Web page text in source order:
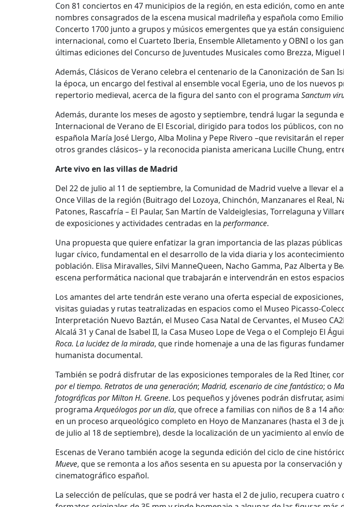
Con 81 conciertos en 47 municipios de la región, en esta edición, como en
nombres consagrados de la escena musical madrileña y española como
Concerto 1700 junto a grupos y músicos emergentes que ya están
internacional, como el Cuarteto Iberia, Ensemble Alletamento y OBNI o los
últimas ediciones del Concurso de Juventudes Musicales como Brezza, Miguel
Además, Clásicos de Verano celebra el centenario de la Canonización de San
la época, un encargo del festival al ensemble vocal Egeria, uno de los nuevos
repertorio medieval, acerca de la figura del santo con el programa Sanctum
Además, durante los meses de agosto y septiembre, tendrá lugar la segunda
Internacional de Verano de El Escorial, dirigido para todos los públicos, con
española María José Llergo, Alba Molina y Pepe Rivero –que revisitarán el
otros grandes clásicos– y la reconocida pianista americana Lucille Chung,
Arte vivo en las villas de Madrid
Del 22 de julio al 11 de septiembre, la Comunidad de Madrid vuelve a llevar el
Once Villas de la región (Buitrago del Lozoya, Chinchón, Manzanares el Real,
Patones, Rascafría – El Paular, San Martín de Valdeiglesias, Torrelaguna y
de exposiciones y actividades centradas en la performance.
Una propuesta que quiere enfatizar la gran importancia de las plazas
lugar cívico, fundamental en el desarrollo de la vida diaria y los
población. Elisa Miravalles, Silvi ManneQueen, Nacho Gamma, Paz Alberta y
escena performática nacional que trabajarán e intervendrán en estos
Los amantes del arte tendrán este verano una oferta especial de
visitas guiadas y rutas teatralizadas en espacios como el Museo Picasso-
Interpretación Nuevo Baztán, el Museo Casa Natal de Cervantes, el Museo
Alcalá 31 y Canal de Isabel II, la Casa Museo Lope de Vega o el Complejo El
Roca. La lucidez de la mirada, que rinde homenaje a una de las figuras
humanista documental.
También se podrá disfrutar de las exposiciones temporales de la Red Itiner,
por el tiempo. Retratos de una generación; Madrid, escenario de cine fantástico; o
fotográficas por Milton H. Greene. Los pequeños y jóvenes podrán disfrutar,
programaArqueólogos por un día, que ofrece a familias con niños de 8 a 14
en un proceso arqueológico completo en Hoyo de Manzanares (hasta el 3 de
de julio al 18 de septiembre), desde la localización de un yacimiento al envío
Escenas de Verano también acoge la segunda edición del ciclo de cine
Mueve, que se remonta a los años sesenta en su apuesta por la conservación
cinematográfico español.
La selección de películas, que se podrá ver hasta el 2 de julio, recupera